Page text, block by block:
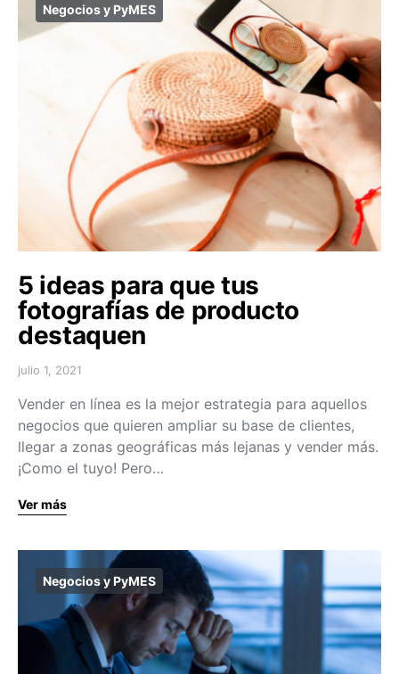
Negocios y PyMES
5 ideas para que tus
fotografías de producto
destaquen
julio 1, 2021
Vender en línea es la mejor estrategia para aquellos
negocios que quieren ampliar su base de clientes,
llegar a zonas geográficas más lejanas y vender más.
¡Como el tuyo! Pero…
Ver más
Negocios y PyMES